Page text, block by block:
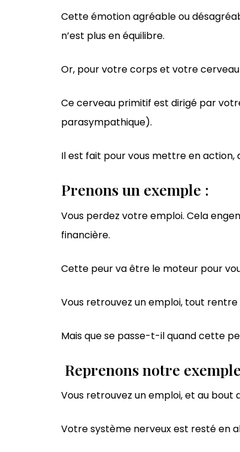
Cette émotion agréable ou
n’est plus en équilibre.
Or, pour votre corps et votre
Ce cerveau primitif est dirigé par
parasympathique).
Il est fait pour vous mettre en action,
Prenons un exemple :
Vous perdez votre emploi. Cela
financière.
Cette peur va être le moteur pour
Vous retrouvez un emploi, tout
Mais que se passe-t-il quand cette
Reprenons notre
Vous retrouvez un emploi, et au bout
Votre système nerveux est resté en